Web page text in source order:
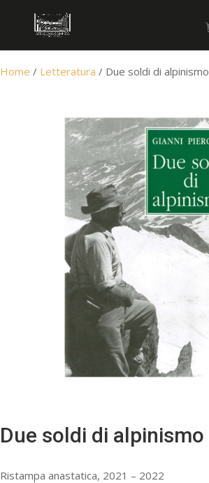
Home / Letteratura / Due soldi di alpinismo
Due soldi di alpinismo
Ristampa anastatica, 2021 – 2022